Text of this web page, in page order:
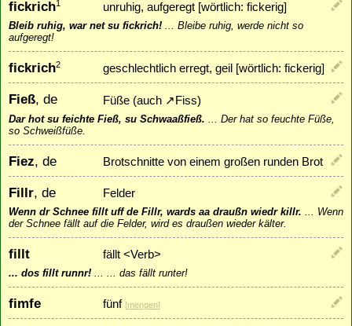
fickrich1 unruhig, aufgeregt [wörtlich: fickerig]
Bleib ruhig, war net su fickrich! ... Bleibe ruhig, werde nicht so
aufgeregt!
fickrich2 geschlechtlich erregt, geil [wörtlich: fickerig]
Fieß, de Füße (auch ↗ Fiss)
Dar hot su feichte Fieß, su Schwaaßfieß. ... Der hat so feuchte Füße,
so Schweißfüße.
Fiez, de Brotschnitte von einem großen runden Brot
Fillr, de Felder
Wenn dr Schnee fillt uff de Fillr, wards aa draußn wiedr killr. ... Wenn
der Schnee fällt auf die Felder, wird es draußen wieder kälter.
fillt fällt <Verb>
... dos fillt runnr! ... ... das fällt runter!
fimfe fünf [mengen]